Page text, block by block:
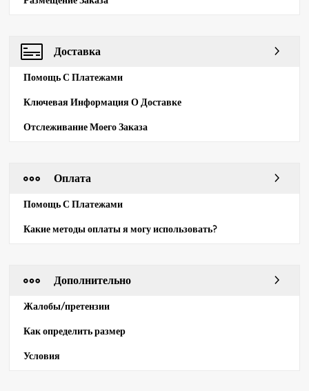
Доставка
Помощь С Платежами
Ключевая Информация О Доставке
Отслеживание Моего Заказа
Оплата
Помощь С Платежами
Какие методы оплаты я могу использовать?
Дополнительно
Жалобы/претензии
Как определить размер
Условия